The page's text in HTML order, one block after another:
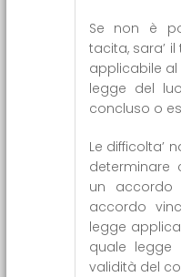
Se non è
tacita, sara’
applicabile al
legge del
concluso o
Le difficolta’
determinare
un accordo
accordo
legge
quale
validità del